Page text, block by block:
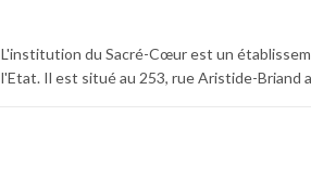
L'institution du Sacré-Cœur est un
l'Etat. Il est situé au 253, rue Aristide-Briand